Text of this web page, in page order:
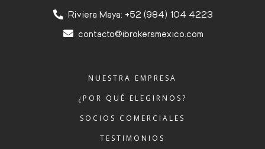
Riviera Maya: +52 (984) 104 4223
contacto@ibrokersmexico.com
NUESTRA EMPRESA
¿POR QUÉ ELEGIRNOS?
SOCIOS COMERCIALES
TESTIMONIOS